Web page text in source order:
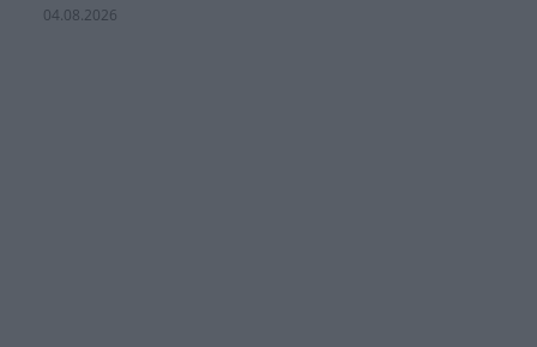
04.08.2026